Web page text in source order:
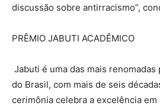
discussão sobre antirracismo”,
PRÊMIO JABUTI ACADÊMICO
Jabuti é uma das mais
do Brasil, com mais de seis
cerimônia celebra a excelência em